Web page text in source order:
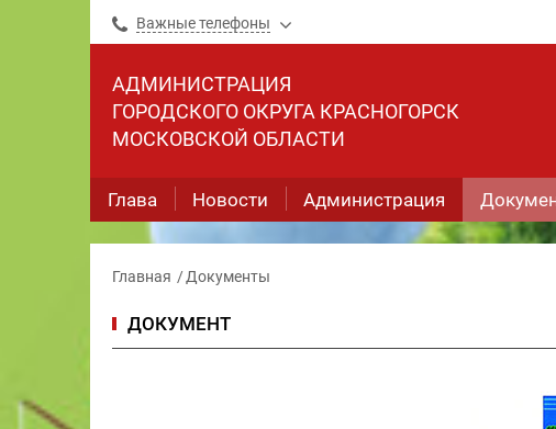
Важные телефоны
АДМИНИСТРАЦИЯ
ГОРОДСКОГО ОКРУГА КРАСНОГОРСК
МОСКОВСКОЙ ОБЛАСТИ
Глава Новости Администрация
Главная Документы
ДОКУМЕНТ